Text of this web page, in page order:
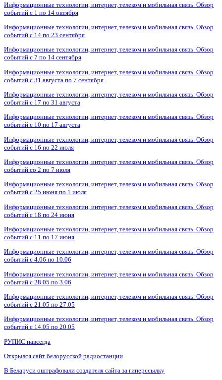
Информационные технологии, интернет, телеком и мобильная связь. Обзор
событий с 1 по 14 октября
Информационные технологии, интернет, телеком и мобильная связь. Обзор
событий с 14 по 23 сентября
Информационные технологии, интернет, телеком и мобильная связь. Обзор
событий с 7 по 14 сентября
Информационные технологии, интернет, телеком и мобильная связь. Обзор
событий с 31 августа по 7 сентября
Информационные технологии, интернет, телеком и мобильная связь. Обзор
событий с 17 по 31 августа
Информационные технологии, интернет, телеком и мобильная связь. Обзор
событий с 10 по 17 августа
Информационные технологии, интернет, телеком и мобильная связь. Обзор
событий с 16 по 22 июля
Информационные технологии, интернет, телеком и мобильная связь. Обзор
событий со 2 по 7 июля
Информационные технологии, интернет, телеком и мобильная связь. Обзор
событий с 25 июня по 1 июля
Информационные технологии, интернет, телеком и мобильная связь. Обзор
событий с 18 по 24 июня
Информационные технологии, интернет, телеком и мобильная связь. Обзор
событий с 11 по 17 июня
Информационные технологии, интернет, телеком и мобильная связь. Обзор
событий с 4.06 по 10.06
Информационные технологии, интернет, телеком и мобильная связь. Обзор
событий с 28.05 по 3.06
Информационные технологии, интернет, телеком и мобильная связь. Обзор
событий с 21.05 по 27.05
Информационные технологии, интернет, телеком и мобильная связь. Обзор
событий с 14.05 по 20.05
РУПИС навсегда
Открылся сайт белорусской радиостанции
В Беларуси оштрафовали создателя сайта за гиперссылку